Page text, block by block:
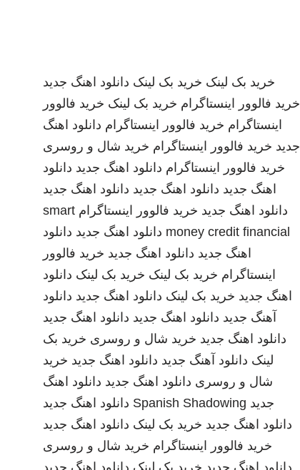
خرید بک لینک خرید بک لینک دانلود اهنگ جدید
خرید فالوور اینستاگرام خرید بک لینک خرید فالوور
اینستاگرام خرید فالوور اینستاگرام دانلود اهنگ
جدید خرید فالوور اینستاگرام خرید شال و روسری
خرید فالوور اینستاگرام دانلود اهنگ جدید دانلود
اهنگ جدید دانلود اهنگ جدید دانلود اهنگ جدید
دانلود اهنگ جدید خرید فالوور اینستاگرام smart
money credit financial دانلود اهنگ جدید دانلود
اهنگ جدید دانلود اهنگ جدید خرید فالوور
اینستاگرام خرید بک لینک خرید بک لینک دانلود
اهنگ جدید خرید بک لینک دانلود اهنگ جدید دانلود
آهنگ جدید دانلود اهنگ جدید دانلود اهنگ جدید
دانلود اهنگ جدید خرید شال و روسری خرید بک
لینک دانلود آهنگ جدید دانلود اهنگ جدید خرید
شال و روسری دانلود اهنگ جدید دانلود اهنگ
جدید Spanish Shadowing دانلود اهنگ جدید
دانلود اهنگ جدید خرید بک لینک دانلود اهنگ جدید
خرید فالوور اینستاگرام خرید شال و روسری
دانلود اهنگ جدید خرید بک لینک دانلود اهنگ جدید